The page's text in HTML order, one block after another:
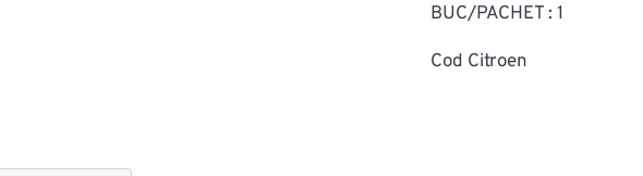
dreapta
MAC0716ROMC70731
BUC/PACHET : 1
Cod Citroen